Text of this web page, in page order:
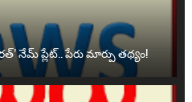
నేమ్ ప్లేట్‌.. పేరు మార్పు తథ్యం!